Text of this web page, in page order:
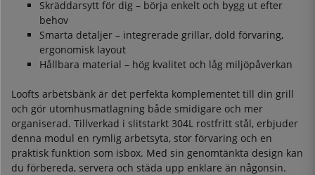
Skräddarsytt för dig – börja enkelt och bygg ut efter
behov
Smarta detaljer – integrerade grillar, dold förvaring,
ergonomisk layout
Hållbara material – hög kvalitet och låg miljöpåverkan
Loofts arbetsbänk är det perfekta komplementet till din grill
och gör utomhusmatlagning både smidigare och mer
organiserad. Tillverkad i slitstarkt 304L rostfritt stål, erbjuder
denna modul en rymlig arbetsyta, stor förvaring och en
praktisk funktion som isbox. Med sin genomtänkta design kan
du förbereda, servera och städa upp enklare än någonsin.